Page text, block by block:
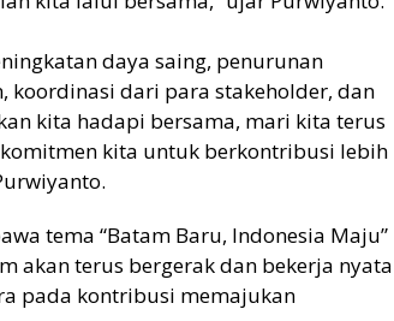
daya saing, penurunan
koordinasi dari para stakeholder, dan
kita hadapi bersama, mari kita terus
kita untuk berkontribusi lebih
tema “Batam Baru, Indonesia Maju”
akan terus bergerak dan bekerja nyata
pada kontribusi memajukan